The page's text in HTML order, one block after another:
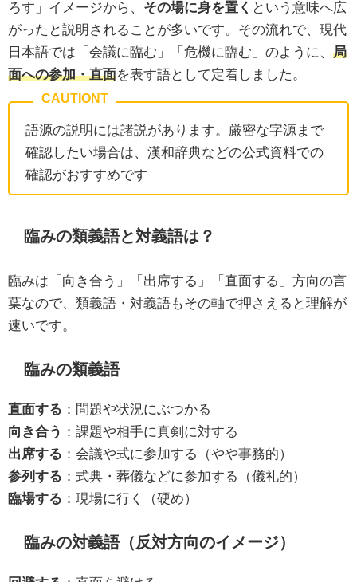
ろす」イメージから、 その場に身を置く という意味へ広
がったと説明されることが多いです。その流れで、現代
日本語では「会議に臨む」「危機に臨む」のように、 局
面への参加・直面を表す語として定着しました。
語源の説明には諸説があります。厳密な字源まで
確認したい場合は、漢和辞典などの公式資料での
確認がおすすめです
臨みの類義語と対義語は？
臨みは「向き合う」「出席する」「直面する」方向の言
葉なので、類義語・対義語もその軸で押さえると理解が
速いです。
臨みの類義語
直面する ：問題や状況にぶつかる
向き合う ：課題や相手に真剣に対する
出席する ：会議や式に参加する（やや事務的）
参列する ：式典・葬儀などに参加する（儀礼的）
臨場する ：現場に行く（硬め）
臨みの対義語（反対方向のイメージ）